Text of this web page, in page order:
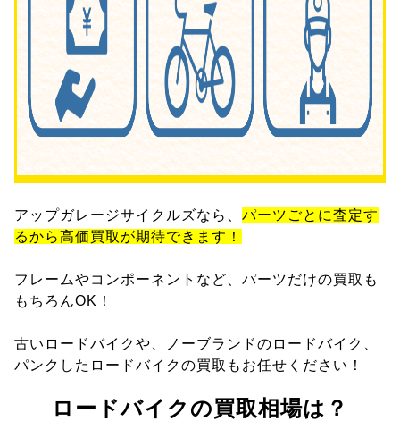
アップガレージサイクルズなら、 パーツごとに査定す
るから高価買取が期待できます！
フレームやコンポーネントなど、パーツだけの買取も
もちろんOK！
古いロードバイクや、ノーブランドのロードバイク、
パンクしたロードバイクの買取もお任せください！
ロードバイクの買取相場は？